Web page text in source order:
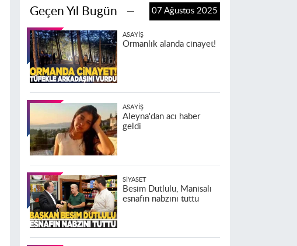
Geçen Yıl Bugün 07 Ağustos 2025
ASAYIŞ
Ormanlık alanda cinayet!
ASAYIŞ
Aleyna'dan acı haber
geldi
SIYASET
Besim Dutlulu, Manisalı
esnafın nabzını tuttu